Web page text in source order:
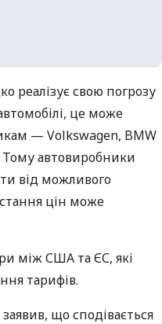
реалізує свою погрозу
це може
— Volkswagen, BMW
Тому автовиробники
від можливого
цін може
між США та ЄС, які
тарифів.
що сподівається